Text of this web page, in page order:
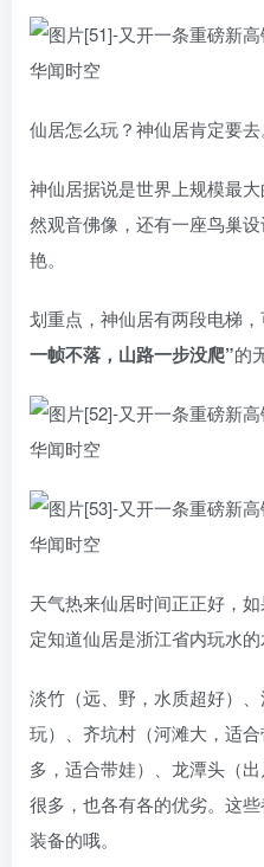
仙居怎么玩？神仙居肯定要去
神仙居据说是世界上规模最
然观音佛像，还有一座鸟巢
艳。
划重点，神仙居有两段电梯
一帧不落，山路一步没爬”的
天气热来仙居时间正正好，
定知道仙居是浙江省内玩水的
淡竹（远、野，水质超好）
玩）、齐坑村（河滩大，适
多，适合带娃）、龙潭头（
很多，也各有各的优劣。这
装备的哦。